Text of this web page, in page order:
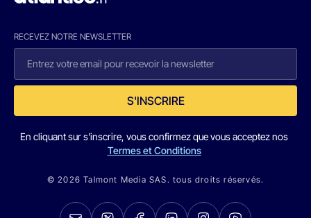
RECEVEZ NOTRE NEWSLETTER
S'INSCRIRE
En cliquant sur s'inscrire, vous confirmez que vous acceptez nos
Termes et Conditions
© 2026 Talmont Media SAS. tous droits réservés.